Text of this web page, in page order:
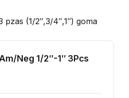
(1/2″,3/4″,1″) goma
Neg 1/2″-1″ 3Pcs